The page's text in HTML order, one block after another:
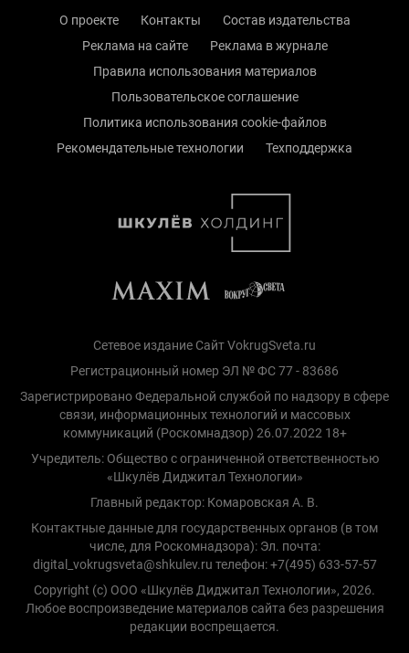
О проекте Контакты
Состав издательства
Реклама на сайте
Реклама в журнале
Правила использования материалов
Пользовательское соглашение
Политика использования cookie-файлов
Рекомендательные технологии
Техподдержка
Сетевое издание Сайт VokrugSveta.ru
Регистрационный номер ЭЛ № ФС 77 - 83686
Зарегистрировано Федеральной службой по надзору в сфере
связи, информационных технологий и массовых
коммуникаций (Роскомнадзор) 26.07.2022 18+
Учредитель: Общество с ограниченной ответственностью
«Шкулёв Диджитал Технологии»
Главный редактор: Комаровская А. В.
Контактные данные для государственных органов (в том
числе, для Роскомнадзора): Эл. почта:
digital_vokrugsveta@shkulev.ru телефон: +7(495) 633-57-57
Copyright (с) ООО «Шкулёв Диджитал Технологии», 2026.
Любое воспроизведение материалов сайта без разрешения
редакции воспрещается.